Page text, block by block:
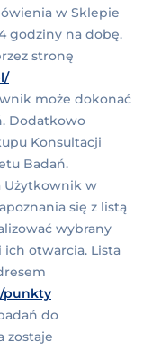
w Sklepie
godziny na dobę.
stronę
może dokonać
Dodatkowo
Konsultacji
Badań.
Użytkownik w
się z listą
wybrany
otwarcia. Lista
punkty
do
zostaje